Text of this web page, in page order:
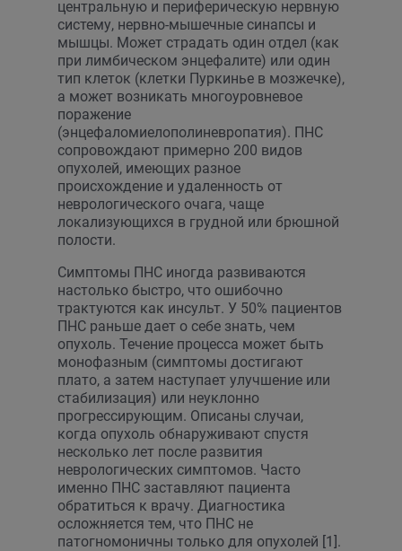
центральную и периферическую нервную
систему, нервно-мышечные синапсы и
мышцы. Может страдать один отдел (как
при лимбическом энцефалите) или один
тип клеток (клетки Пуркинье в мозжечке),
а может возникать многоуровневое
поражение
(энцефаломиелополиневропатия). ПНС
сопровождают примерно 200 видов
опухолей, имеющих разное
происхождение и удаленность от
неврологического очага, чаще
локализующихся в грудной или брюшной
полости.
Симптомы ПНС иногда развиваются
настолько быстро, что ошибочно
трактуются как инсульт. У 50% пациентов
ПНС раньше дает о себе знать, чем
опухоль. Течение процесса может быть
монофазным (симптомы достигают
плато, а затем наступает улучшение или
стабилизация) или неуклонно
прогрессирующим. Описаны случаи,
когда опухоль обнаруживают спустя
несколько лет после развития
неврологических симптомов. Часто
именно ПНС заставляют пациента
обратиться к врачу. Диагностика
осложняется тем, что ПНС не
патогномоничны только для опухолей [1].